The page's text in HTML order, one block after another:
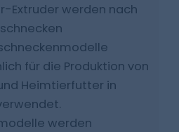
für
während
hauptsächlich aus
Serie bestehen.
Sie uns
Extruder werden nach
für die Produktion von
Heimtierfutter in
werden